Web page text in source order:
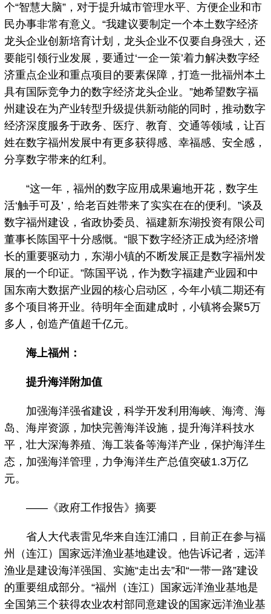
个“智慧大脑”，对于提升城市管理水平、方便企业和市
民办事非常有意义。“我建议要制定一个本土数字经济
龙头企业创新培育计划，龙头企业不仅要自身强大，还
要能引领行业发展，要通过‘一企一策’着力解决数字经
济重点企业和重点项目的要素保障，打造一批福州本土
具有国际竞争力的数字经济龙头企业。”她希望数字福
州建设在为产业转型升级提供新动能的同时，推动数字
经济深度服务于政务、医疗、教育、交通等领域，让百
姓在数字福州发展中有更多获得感、幸福感、安全感，
分享数字带来的红利。
“这一年，福州的数字应用成果遍地开花，数字生
活‘触手可及’，给老百姓带来了实实在在的便利。”谈及
数字福州建设，省政协委员、福建新东湖投资有限公司
董事长陈国平十分感慨。“眼下数字经济正成为经济增
长的重要驱动力，东湖小镇的不断发展正是数字福州发
展的一个印证。”陈国平说，作为数字福建产业园和中
国东南大数据产业园的核心启动区，今年小镇二期还有
多个项目将开业。待明年全面建成时，小镇将会聚5万
多人，创造产值超千亿元。
海上福州：
提升海洋附加值
加强海洋强省建设，科学开发利用海峡、海湾、海
岛、海岸资源，加快完善海洋设施，提升海洋科技水
平，壮大深海养殖、海工装备等海洋产业，保护海洋生
态，加强海洋管理，力争海洋生产总值突破1.3万亿
元。
——《政府工作报告》摘要
省人大代表雷见华来自连江浦口，目前正在参与福
州（连江）国家远洋渔业基地建设。他告诉记者，远洋
渔业是建设海洋强国、实施“走出去”和“一带一路”建设
的重要组成部分。“福州（连江）国家远洋渔业基地是
全国第三个获得农业农村部同意建设的国家远洋渔业基